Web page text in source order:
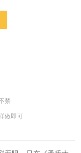
禁
做即可